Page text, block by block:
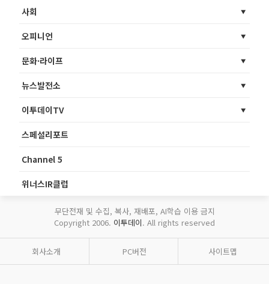
사회
오피니언
문화·라이프
뉴스발전소
이투데이TV
스페셜리포트
Channel 5
위너스IR클럽
무단전재 및 수집, 복사, 재배포, AI학습 이용 금지
Copyright 2006. 이투데이. All rights reserved
회사소개 PC버전 사이트맵